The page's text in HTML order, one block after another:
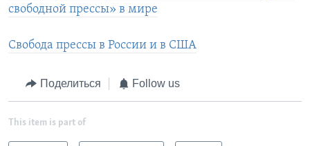
свободной прессы» в мире
Свобода прессы в России и в США
Поделиться Follow us
This item is part of